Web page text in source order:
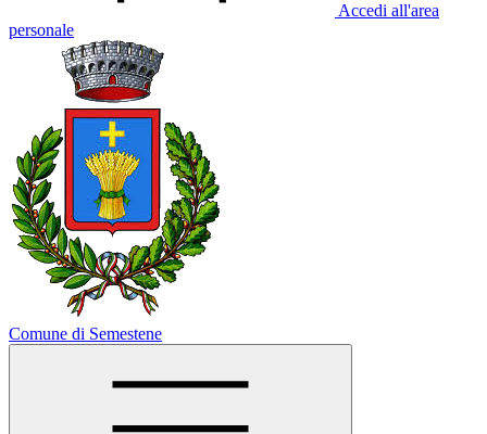
Accedi all'area
personale
Comune di Semestene